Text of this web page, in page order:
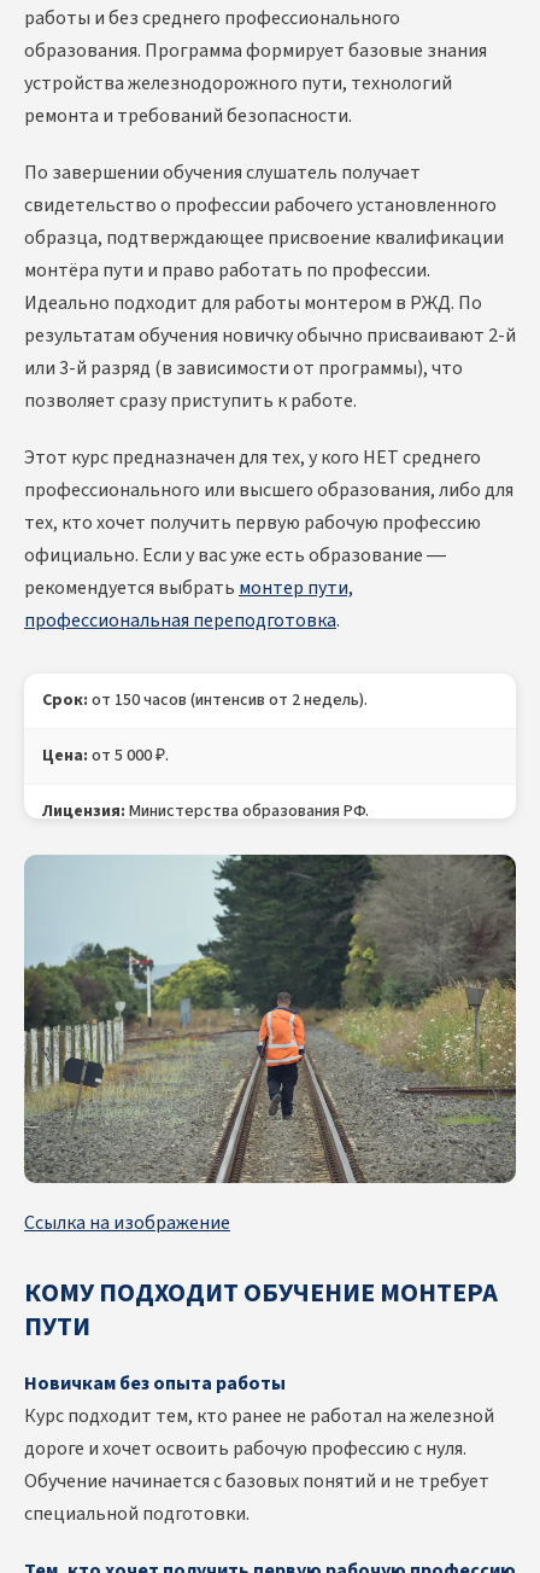
работы и без среднего профессионального
образования. Программа формирует базовые знания
устройства железнодорожного пути, технологий
ремонта и требований безопасности.
По завершении обучения слушатель получает
свидетельство о профессии рабочего установленного
образца, подтверждающее присвоение квалификации
монтёра пути и право работать по профессии.
Идеально подходит для работы монтером в РЖД. По
результатам обучения новичку обычно присваивают 2-й
или 3-й разряд (в зависимости от программы), что
позволяет сразу приступить к работе.
Этот курс предназначен для тех, у кого НЕТ среднего
профессионального или высшего образования, либо для
тех, кто хочет получить первую рабочую профессию
официально. Если у вас уже есть образование —
рекомендуется выбрать монтер пути,
профессиональная переподготовка.
Срок: от 150 часов (интенсив от 2 недель).
Цена: от 5 000 ₽.
Лицензия: Министерства образования РФ.
Свидетельство о профессии Монтер пути с
внесением в ФРДО, Удостоверение
Ссылка на изображение
КОМУ ПОДХОДИТ ОБУЧЕНИЕ МОНТЕРА
ПУТИ
Новичкам без опыта работы
Курс подходит тем, кто ранее не работал на железной
дороге и хочет освоить рабочую профессию с нуля.
Обучение начинается с базовых понятий и не требует
специальной подготовки.